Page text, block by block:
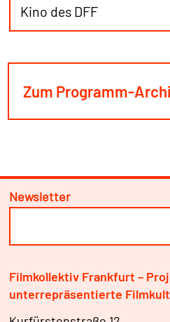
Kino des DFF
Zum Programm-
Newsletter
Filmkollektiv Frankfurt –
unterrepräsentierte